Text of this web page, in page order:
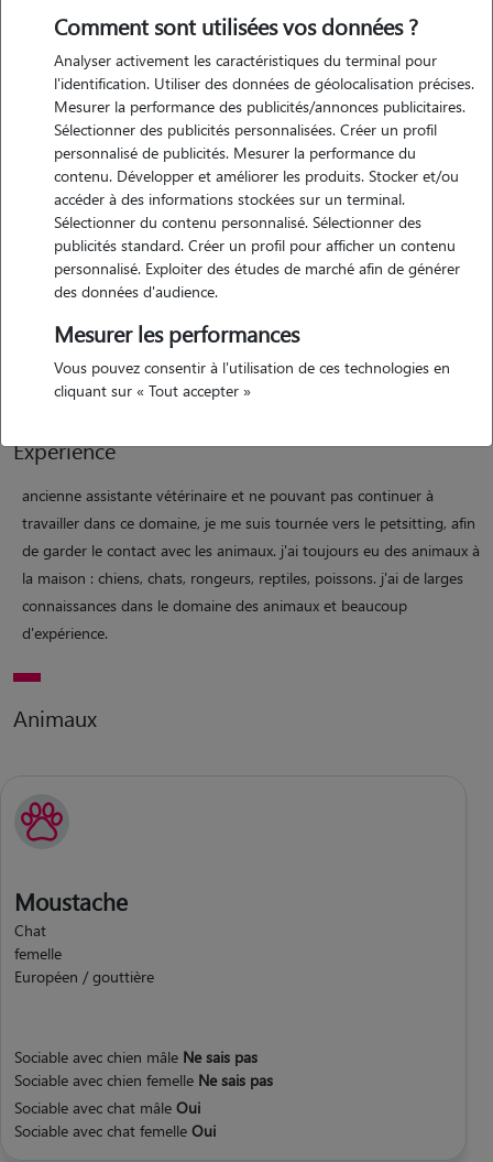
Motivation
bonjour, je suis diplômée assistante vétérinaire en citadin spécialisée
en nac (nouveaux animaux de compagnie). je me passionne
d'animaux depuis le plus jeune âge. moi même je suis l'heureuse
propriétaire de deux adorables chattes. je suis dynamique, sérieuse,
j'aime les animaux. je serai ravie de m'occuper de vos petits loulou :) à
bientôt !
Expérience
ancienne assistante vétérinaire et ne pouvant pas continuer à
travailler dans ce domaine, je me suis tournée vers le petsitting, afin
de garder le contact avec les animaux. j'ai toujours eu des animaux à
la maison : chiens, chats, rongeurs, reptiles, poissons. j'ai de larges
connaissances dans le domaine des animaux et beaucoup
d'expérience.
Animaux
Moustache
Chat
femelle
Européen / gouttière
Sociable avec chien mâle Ne sais pas
Sociable avec chien femelle Ne sais pas
Sociable avec chat mâle Oui
Sociable avec chat femelle Oui
Comment sont utilisées vos données ?
Analyser activement les caractéristiques du terminal pour
l'identification. Utiliser des données de géolocalisation précises.
Mesurer la performance des publicités/annonces publicitaires.
Sélectionner des publicités personnalisées. Créer un profil
personnalisé de publicités. Mesurer la performance du
contenu. Développer et améliorer les produits. Stocker et/ou
accéder à des informations stockées sur un terminal.
Sélectionner du contenu personnalisé. Sélectionner des
publicités standard. Créer un profil pour afficher un contenu
personnalisé. Exploiter des études de marché afin de générer
des données d'audience.
Mesurer les performances
Vous pouvez consentir à l'utilisation de ces technologies en
cliquant sur « Tout accepter »